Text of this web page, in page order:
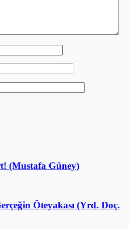
(Mustafa Güney)
Öteyakası (Yrd. Doç.